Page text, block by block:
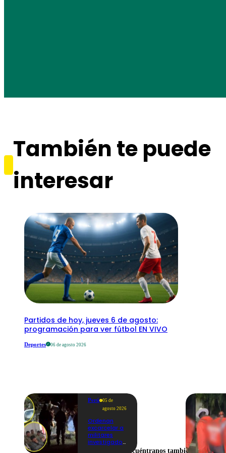
También te puede
interesar
Partidos de hoy, jueves 6 de agosto:
programación para ver fútbol EN VIVO
Deportes 06 de agosto 2026
Perú
05 de
agosto 2026
Ordenan
excarcelar a
militares
investigados
Encuéntranos también en